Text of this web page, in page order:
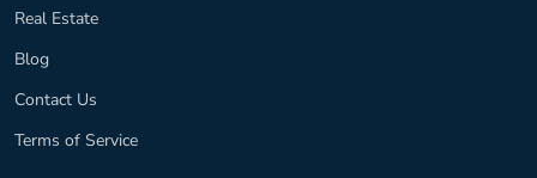
Real Estate
Blog
Contact Us
Terms of Service